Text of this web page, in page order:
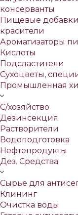
консерванты
Пищевые
красители
Ароматизаторы
Кислоты
Подсластители
Сухоцветы,
Промышленная
С/хозяйство
Дезинсекция
Растворители
Водоподготовка
Нефтепродукты
Дез. Средства
Сырье для
Клининг
Очистка воды